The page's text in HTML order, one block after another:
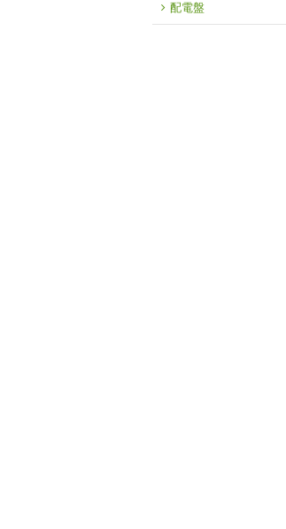
配電盤